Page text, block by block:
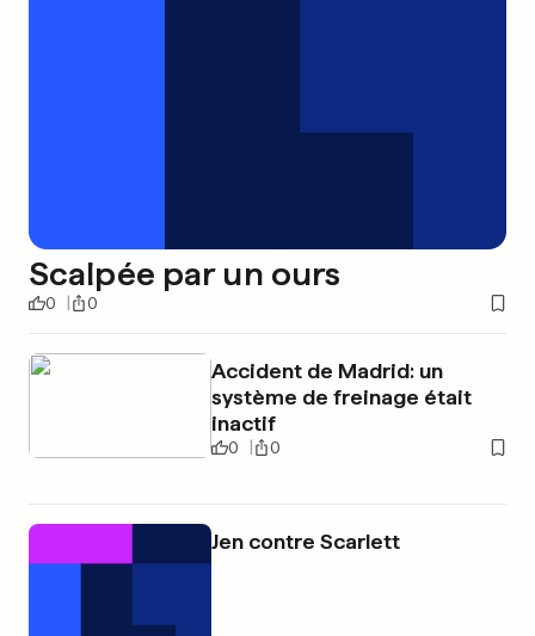
Scalpée par un ours
0 0
Accident de Madrid: un
système de freinage était
inactif
0 0
Jen contre Scarlett